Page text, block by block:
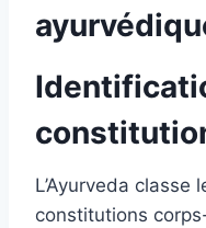
L’Ayurveda
constitutions